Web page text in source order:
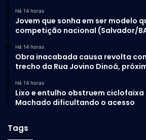
vítima. Ele morreu em cima da cama.
fugiu.
Em nenhuma das ocorrências houve
mas a polícia já tem informações que
identificação de parte dos criminosos.
sido confirmado se as execuções
a Polícia Civil trabalha nesse
Imagens:
Há 14 horas
Jovem que sonha em ser modelo
competição nacional (Salvador/
Há 14 horas
Obra inacabada causa revolta
trecho da Rua Jovino Dinoá,
Há 14 horas
Lixo e entulho obstruem ciclofaixa
Machado dificultando o acesso
Tags